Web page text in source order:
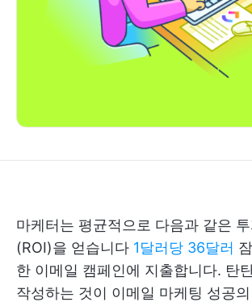
마케터는 평균적으로 다음과 같은
(ROI)을 얻습니다 1달러당 36달러
한 이메일 캠페인에 지출합니다. 탄
작성하는 것이 이메일 마케팅 성공